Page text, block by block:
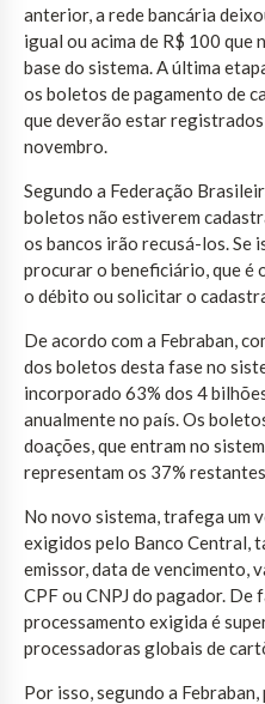
anterior, a rede bancária
igual ou acima de R$ 100 que
base do sistema. A última
os boletos de pagamento de
que deverão estar
novembro.
Segundo a Federação
boletos não estiverem
os bancos irão recusá-los. Se
procurar o beneficiário, que é
o débito ou solicitar o
De acordo com a Febraban,
dos boletos desta fase no
incorporado 63% dos 4
anualmente no país. Os
doações, que entram no
representam os 37%
No novo sistema, trafega um
exigidos pelo Banco Central,
emissor, data de vencimento,
CPF ou CNPJ do pagador. De
processamento exigida é
processadoras globais de
Por isso, segundo a